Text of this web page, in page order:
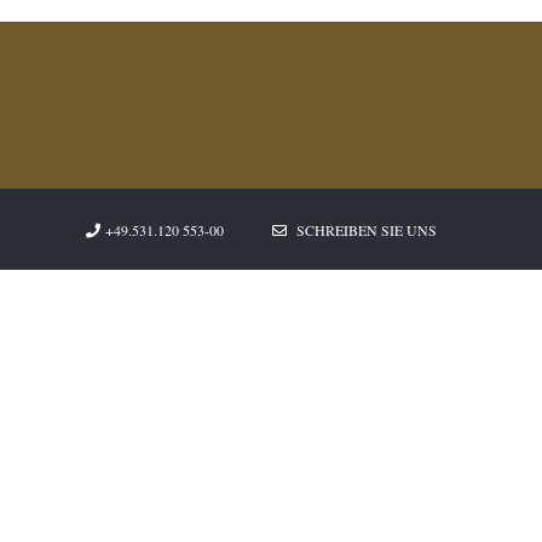
+49.531.120 553-00 SCHREIBEN SIE UNS